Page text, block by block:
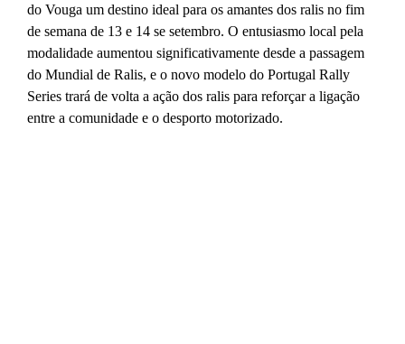
do Vouga um destino ideal para os amantes dos ralis no fim
de semana de 13 e 14 se setembro. O entusiasmo local pela
modalidade aumentou significativamente desde a passagem
do Mundial de Ralis, e o novo modelo do Portugal Rally
Series trará de volta a ação dos ralis para reforçar a ligação
entre a comunidade e o desporto motorizado.